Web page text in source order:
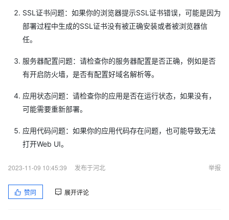
SSL证书问题：如果你的浏览器提示SSL证书错误，可能是因为
部署过程中生成的SSL证书没有被正确安装或者被浏览器信
任。
服务器配置问题：请检查你的服务器配置是否正确，例如是否
有开启防火墙，是否有配置好域名解析等。
应用状态问题：请检查你的应用是否在运行状态，如果没有，
可能需要重新部署。
应用代码问题：如果你的应用代码存在问题，也可能导致无法
打开Web UI。
2023-11-09 10:45:39 发布于河北 举报
赞同 展开评论